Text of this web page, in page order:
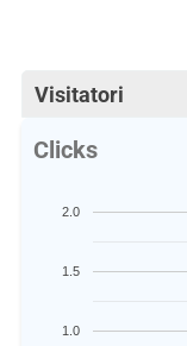
Visitatori
Clicks
1.0
1.5
2.0